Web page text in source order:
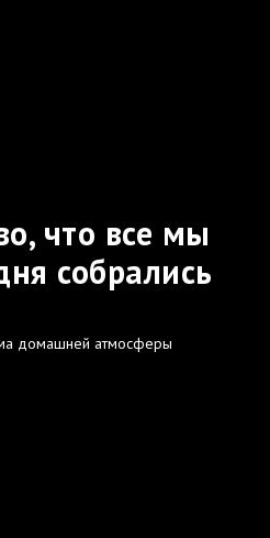
что все мы
собрались
домашней атмосферы